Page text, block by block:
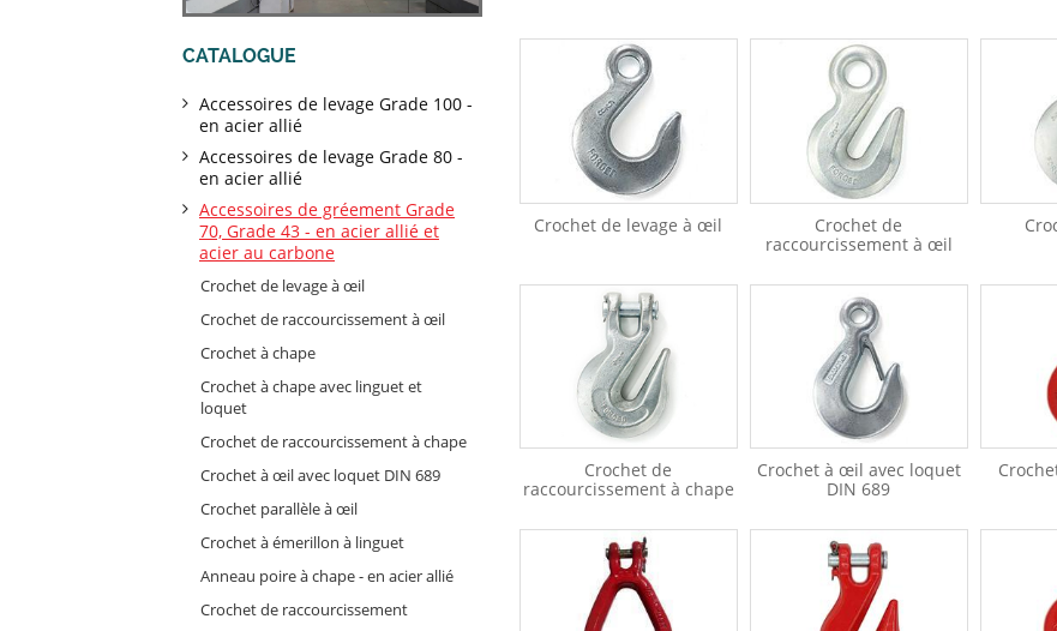
Crochet de levage à œil
Crochet de
raccourcissement à œil
Crochet de
raccourcissement à chape
Crochet à œil avec loquet
DIN 689
CATALOGUE
Accessoires de levage Grade 100 -
en acier allié
Accessoires de levage Grade 80 -
en acier allié
Accessoires de gréement Grade
70, Grade 43 - en acier allié et
acier au carbone
Crochet de levage à œil
Crochet de raccourcissement à œil
Crochet à chape
Crochet à chape avec linguet et
loquet
Crochet de raccourcissement à chape
Crochet à œil avec loquet DIN 689
Crochet parallèle à œil
Crochet à émerillon à linguet
Anneau poire à chape - en acier allié
Crochet de raccourcissement